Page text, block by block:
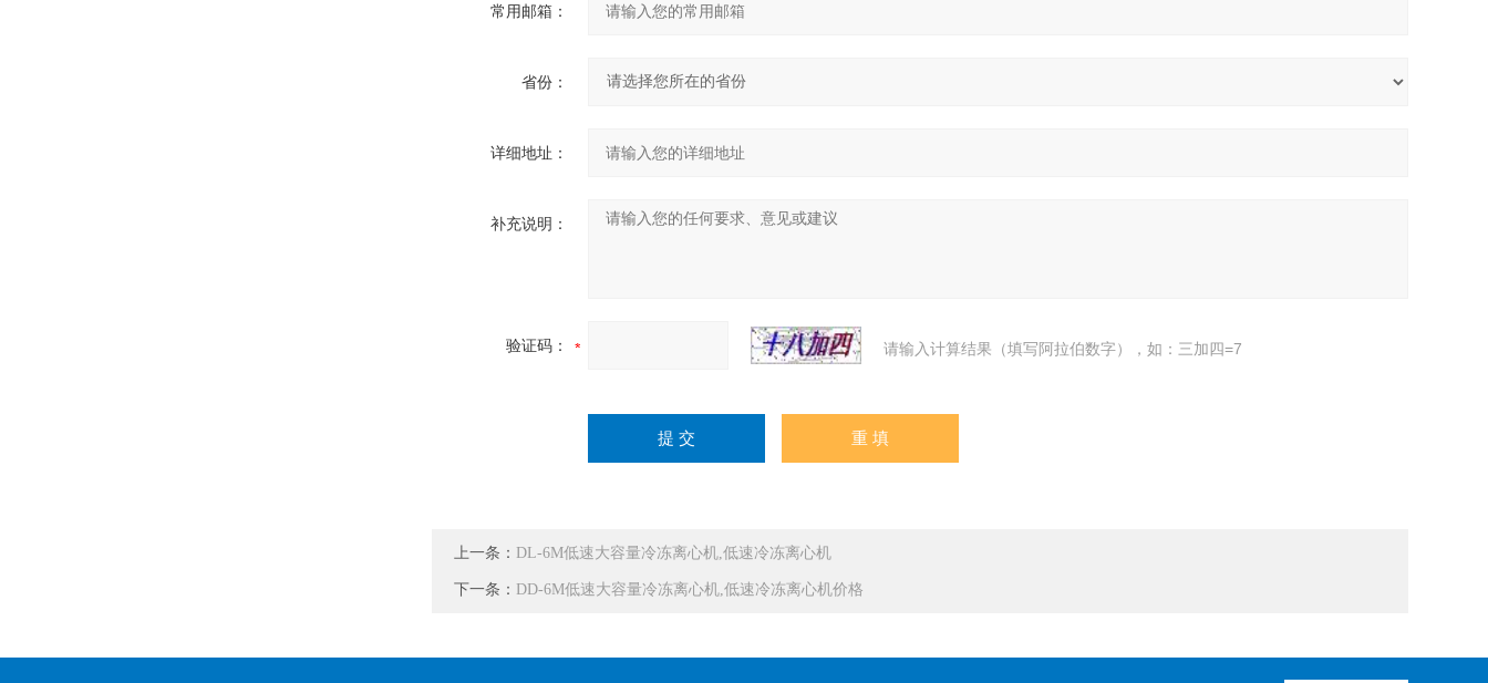
常用邮箱：
省份：
详细地址：
补充说明：
验证码： 请输入计算结果（填写阿拉伯数字），如：三加四=7
上一条： DL-6M低速大容量冷冻离心机,低速冷冻离心机
下一条： DD-6M低速大容量冷冻离心机,低速冷冻离心机价格